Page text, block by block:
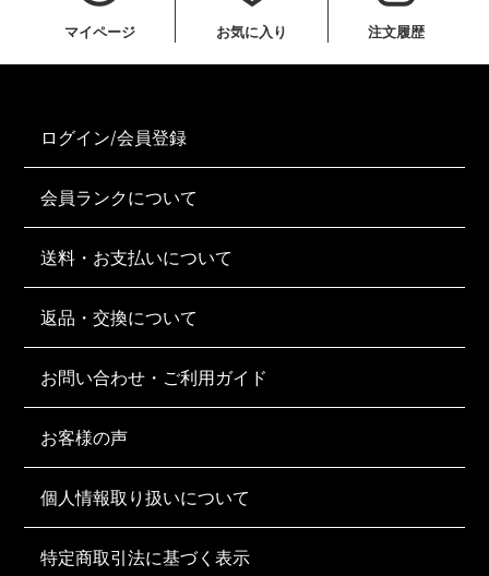
マイページ お気に入り 注文履歴
ログイン/会員登録
会員ランクについて
送料・お支払いについて
返品・交換について
お問い合わせ・ご利用ガイド
お客様の声
個人情報取り扱いについて
特定商取引法に基づく表示